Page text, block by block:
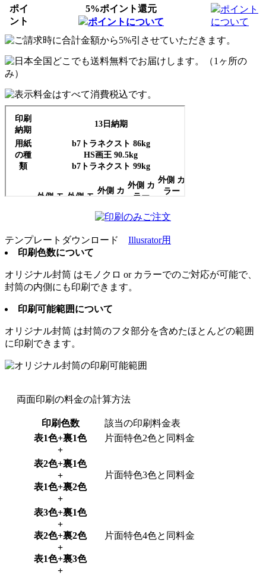
ポイ
ント
5%ポイント還元
ポイントについて
ポイント
について
テンプレートダウンロード Illusrator用
印刷色数について
オリジナル封筒 はモノクロ or カラーでのご対応が可能で、
封筒の内側にも印刷できます。
印刷可能範囲について
オリジナル封筒 は封筒のフタ部分を含めたほとんどの範囲
に印刷できます。
両面印刷の料金の計算方法
印刷色数
該当の印刷料金表
表1色+裏1色
+
片面特色2色と同料金
表2色+裏1色
+
表1色+裏2色
+
片面特色3色と同料金
表3色+裏1色
+
表2色+裏2色
+
表1色+裏3色
+
片面特色4色と同料金